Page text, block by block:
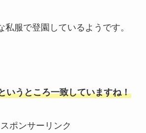
私服で登園しているようです。
いうところ一致していますね！
スポンサーリンク